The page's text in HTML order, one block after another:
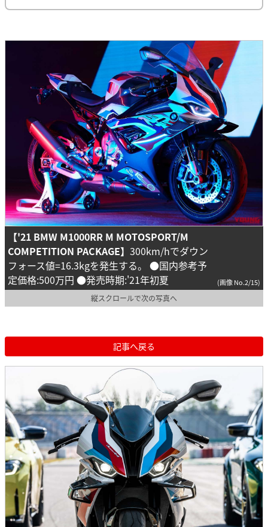
【'21 BMW M1000RR M MOTOSPORT/M
COMPETITION PACKAGE】 300km/hでダウン
フォース値=16.3kgを発生する。 ●国内参考予
定価格:500万円 ●発売時期:'21年初夏
(画像 No.2/15)
縦スクロールで次の写真へ
記事へ戻る